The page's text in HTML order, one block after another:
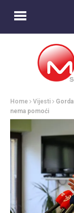
Home Vijesti
nema pomoći